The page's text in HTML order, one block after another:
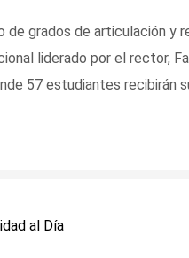
de grados de articulación y
liderado por el rector,
57 estudiantes recibirán
al Día